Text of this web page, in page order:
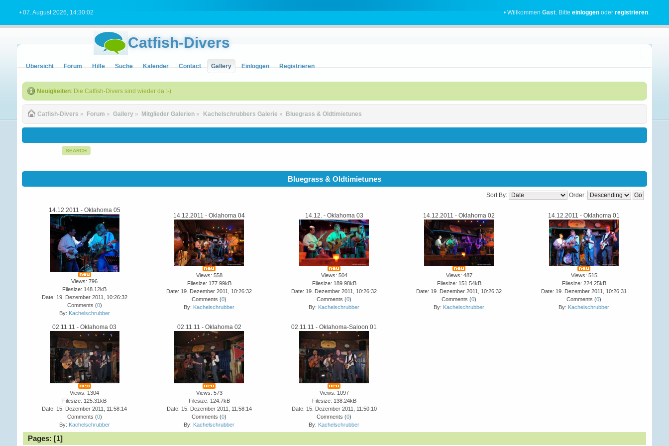
• 07. August 2026, 14:30:02 • WillkommenGast. Bitteeinloggen oderregistrieren.
Catfish-Divers
Übersicht Forum Hilfe Suche Kalender Contact Gallery Einloggen Registrieren
Neuigkeiten: Die Catfish-Divers sind wieder da :-)
Catfish-Divers » Forum » Gallery » Mitglieder Galerien » Kachelschrubbers Galerie » Bluegrass & Oldtimietunes
SEARCH
Bluegrass & Oldtimietunes
Sort By: Order:
14.12.2011 - Oklahoma 05
Views: 796
Filesize: 148.12kB
Date: 19. Dezember 2011, 10:26:32
Comments (0)
By: Kachelschrubber
14.12.2011 - Oklahoma 04
Views: 558
Filesize: 177.99kB
Date: 19. Dezember 2011, 10:26:32
Comments (0)
By: Kachelschrubber
14.12. - Oklahoma 03
Views: 504
Filesize: 189.98kB
Date: 19. Dezember 2011, 10:26:32
Comments (0)
By: Kachelschrubber
14.12.2011 - Oklahoma 02
Views: 487
Filesize: 151.54kB
Date: 19. Dezember 2011, 10:26:32
Comments (0)
By: Kachelschrubber
14.12.2011 - Oklahoma 01
Views: 515
Filesize: 224.25kB
Date: 19. Dezember 2011, 10:26:31
Comments (0)
By: Kachelschrubber
02.11.11 - Oklahoma 03
Views: 1304
Filesize: 125.31kB
Date: 15. Dezember 2011, 11:58:14
Comments (0)
By: Kachelschrubber
02.11.11 - Oklahoma 02
Views: 573
Filesize: 124.7kB
Date: 15. Dezember 2011, 11:58:14
Comments (0)
By: Kachelschrubber
02.11.11 - Oklahoma-Saloon 01
Views: 1097
Filesize: 138.24kB
Date: 15. Dezember 2011, 11:50:10
Comments (0)
By: Kachelschrubber
Pages: [1]